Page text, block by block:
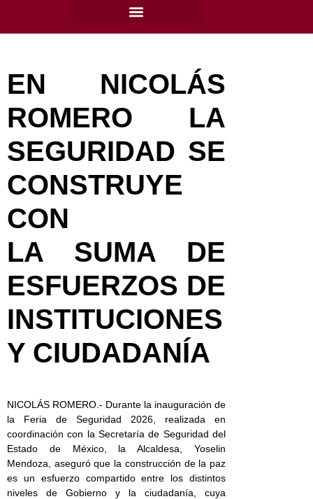
EN NICOLÁS
ROMERO LA
SEGURIDAD SE
CONSTRUYE
CON
LA SUMA DE
ESFUERZOS DE
INSTITUCIONES
Y CIUDADANÍA
NICOLÁS ROMERO.- Durante la inauguración de
la Feria de Seguridad 2026, realizada en
coordinación con la Secretaría de Seguridad del
Estado de México, la Alcaldesa, Yoselin
Mendoza, aseguró que la construcción de la paz
es un esfuerzo compartido entre los distintos
niveles de Gobierno y la ciudadanía, cuya